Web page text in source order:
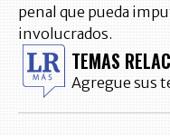
penal que pueda
involucrados.
TEMAS
Agregue sus